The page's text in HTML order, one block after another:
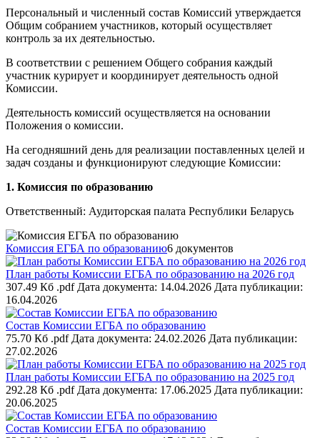
Персональный и численный состав Комиссий утверждается
Общим собранием участников, который осуществляет
контроль за их деятельностью.
В соответствии с решением Общего собрания каждый
участник курирует и координирует деятельность одной
Комиссии.
Деятельность комиссий осуществляется на основании
Положения о комиссии.
На сегодняшний день для реализации поставленных целей и
задач созданы и функционируют следующие Комиссии:
1. Комиссия по образованию
Ответственный: Аудиторская палата Республики Беларусь
Комиссия ЕГБА по образованию6 документов
План работы Комиссии ЕГБА по образованию на 2026 год
307.49 Кб .pdf Дата документа: 14.04.2026 Дата публикации:
16.04.2026
Состав Комиссии ЕГБА по образованию
75.70 Кб .pdf Дата документа: 24.02.2026 Дата публикации:
27.02.2026
План работы Комиссии ЕГБА по образованию на 2025 год
292.28 Кб .pdf Дата документа: 17.06.2025 Дата публикации:
20.06.2025
Состав Комиссии ЕГБА по образованию